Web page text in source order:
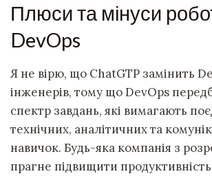
Плюси та мінуси
DevOps
Я не вірю, що ChatGTP замінить
інженерів, тому що DevOps
спектр завдань, які вимагають
технічних, аналітичних та
навичок. Будь-яка компанія з
прагне підвищити